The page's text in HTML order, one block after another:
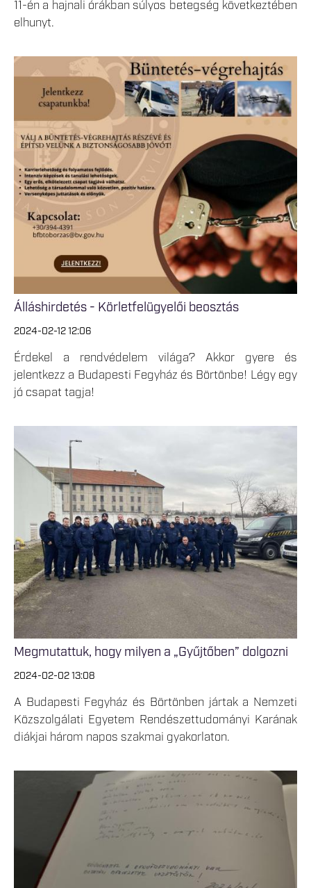
11-én a hajnali órákban súlyos betegség következtében
elhunyt.
Álláshirdetés - Körletfelügyelői beosztás
2024-02-12 12:06
Érdekel a rendvédelem világa? Akkor gyere és
jelentkezz a Budapesti Fegyház és Börtönbe! Légy egy
jó csapat tagja!
Megmutattuk, hogy milyen a „Gyűjtőben” dolgozni
2024-02-02 13:08
A Budapesti Fegyház és Börtönben jártak a Nemzeti
Közszolgálati Egyetem Rendészettudományi Karának
diákjai három napos szakmai gyakorlaton.